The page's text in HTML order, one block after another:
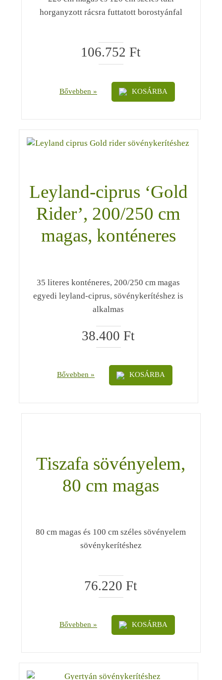
horganyzott rácsra futtatott borostyánfal
106.752Ft
Bővebben » KOSÁRBA
Leyland-ciprus ‘Gold
Rider’, 200/250 cm
magas, konténeres
35 literes konténeres, 200/250 cm magas
egyedi leyland-ciprus, sövénykerítéshez is
alkalmas
38.400Ft
Bővebben » KOSÁRBA
Tiszafa sövényelem,
80 cm magas
80 cm magas és 100 cm széles sövényelem
sövénykerítéshez
76.220Ft
Bővebben » KOSÁRBA